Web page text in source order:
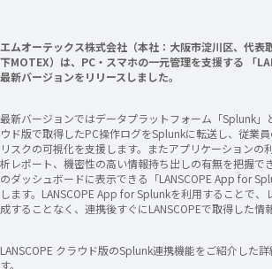
エムオーテックス株式会社（本社：大阪市淀川区、代表
下MOTEX）は、PC・スマホの一元管理を支援する 「
最新バージョンをリリースしました。
最新バージョンではデータプラットフォーム「Splunk」
ウド版で取得したPC操作ログをSplunkに転送し、従業
リスクの可視化を支援します。またアプリケーションの
析レポート、機密性の高い情報持ち出しの有無を把握で
のダッシュボードに表示できる「LANSCOPE App for
します。LANSCOPE App for Splunkを利用することで
成することなく、連携後すぐにLANSCOPEで取得した情
LANSCOPE クラウド版のSplunk連携機能をご紹介した
す。